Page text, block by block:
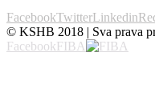
FacebookTwitterLinkedin
© KSHB 2018 | Sva prava
FacebookFIBA